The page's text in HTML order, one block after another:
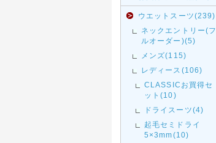
ウエットスーツ(239)
ネックエントリー(フ
ルオーダー)(5)
メンズ(115)
レディース(106)
CLASSICお買得セ
ット(10)
ドライスーツ(4)
起毛セミドライ
5×3mm(10)